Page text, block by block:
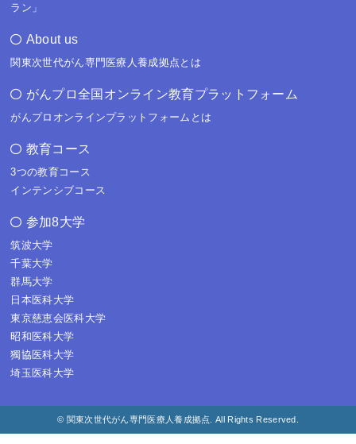
ラン」
About us
関東次世代がん専門医療人養成拠点とは
がんプロ全国オンライン教育プラットフォーム
がんプロオンラインプラットフォームとは
教育コース
3つの教育コース
インテンシブコース
参加8大学
筑波大学
千葉大学
群馬大学
日本医科大学
東京慈恵会医科大学
昭和医科大学
獨協医科大学
埼玉医科大学
© 関東次世代がん専門医療人養成拠点. All Rights Reserved.